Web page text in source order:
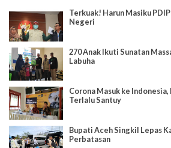
Terkuak! Harun Masiku
Negeri
270 Anak Ikuti Sunatan
Labuha
Corona Masuk ke
Terlalu Santuy
Bupati Aceh Singkil Lepas
Perbatasan